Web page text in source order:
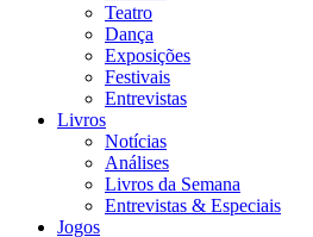
Teatro
Dança
Exposições
Festivais
Entrevistas
Livros
Notícias
Análises
Livros da Semana
Entrevistas & Especiais
Jogos